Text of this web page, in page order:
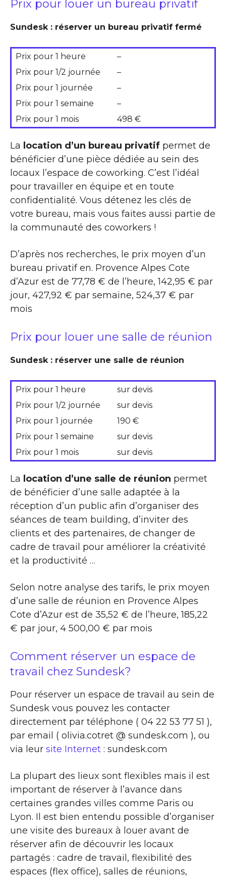
Prix pour louer un bureau privatif
Sundesk : réserver un bureau privatif fermé
Prix pour 1 heure
–
Prix pour 1/2 journée
–
Prix pour 1 journée
–
Prix pour 1 semaine
–
Prix pour 1 mois
498 €
La location d’un bureau privatif permet de
bénéficier d’une pièce dédiée au sein des
locaux l’espace de coworking. C’est l’idéal
pour travailler en équipe et en toute
confidentialité. Vous détenez les clés de
votre bureau, mais vous faites aussi partie de
la communauté des coworkers !
D’après nos recherches, le prix moyen d’un
bureau privatif en. Provence Alpes Cote
d’Azur est de 77,78 € de l’heure, 142,95 € par
jour, 427,92 € par semaine, 524,37 € par
mois
Prix pour louer une salle de réunion
Sundesk : réserver une salle de réunion
Prix pour 1 heure
sur devis
Prix pour 1/2 journée
sur devis
Prix pour 1 journée
190 €
Prix pour 1 semaine
sur devis
Prix pour 1 mois
sur devis
La location d’une salle de réunion permet
de bénéficier d’une salle adaptée à la
réception d’un public afin d’organiser des
séances de team building, d’inviter des
clients et des partenaires, de changer de
cadre de travail pour améliorer la créativité
et la productivité …
Selon notre analyse des tarifs, le prix moyen
d’une salle de réunion en Provence Alpes
Cote d’Azur est de 35,52 € de l’heure, 185,22
€ par jour, 4 500,00 € par mois
Comment réserver un espace de
travail chez Sundesk?
Pour réserver un espace de travail au sein de
Sundesk vous pouvez les contacter
directement par téléphone ( 04 22 53 77 51 ),
par email ( olivia.cotret @ sundesk.com ), ou
via leur site Internet : sundesk.com
La plupart des lieux sont flexibles mais il est
important de réserver à l’avance dans
certaines grandes villes comme Paris ou
Lyon. Il est bien entendu possible d’organiser
une visite des bureaux à louer avant de
réserver afin de découvrir les locaux
partagés : cadre de travail, flexibilité des
espaces (flex office), salles de réunions,